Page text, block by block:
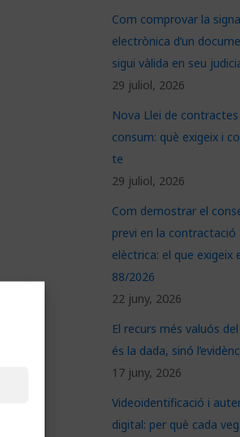
Com comprovar la
electrònica d’un
sigui vàlida en seu
29 juliol, 2026
Nova Llei de
consum: què exigeix i
te
29 juliol, 2026
Com demostrar el
previ en la contractació
elèctrica: el que exigeix
88/2026
22 juny, 2026
El recurs més valuós
és la dada, sinó
17 juny, 2026
Videoidentificació i
digital: per què cada